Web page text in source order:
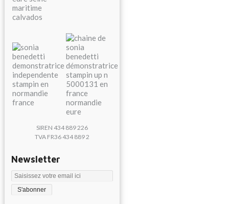
SIREN 434 889 226
TVA FR36 434 889 2
Newsletter